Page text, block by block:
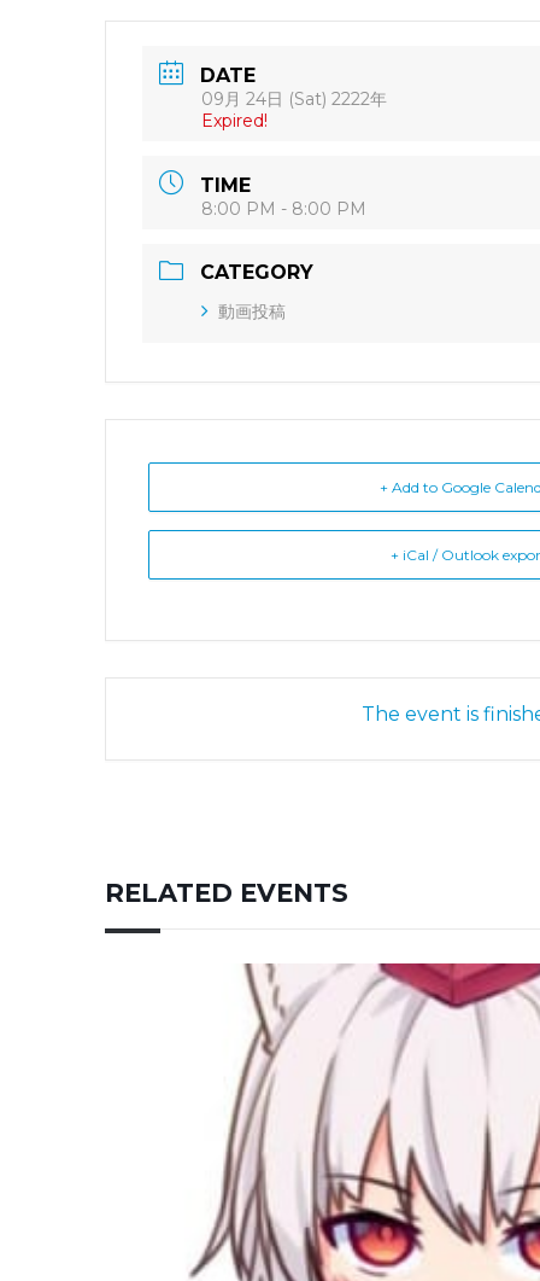
DATE
09月 24日 (Sat) 2222年
Expired!
TIME
8:00 PM - 8:00 PM
CATEGORY
動画投稿
+ Add to Google
+ iCal / Outlook
The event is
RELATED EVENTS